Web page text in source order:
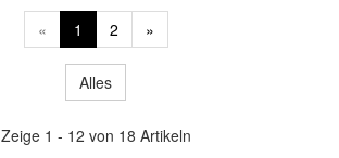
« 1 2 »
Alles
Zeige 1 - 12 von 18 Artikeln